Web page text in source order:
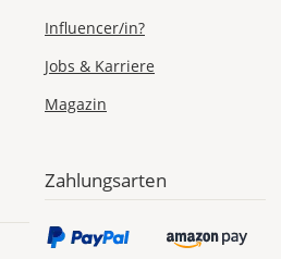
Influencer/in?
Jobs & Karriere
Magazin
Zahlungsarten